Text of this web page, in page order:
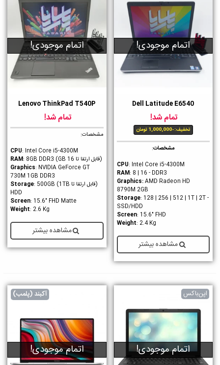
اتمام موجودی!
Dell Latitude E6540
تمام شد!
تخفیف:-1,000,000 تومان
مشخصات:
CPU: Intel Core i5-4300M
RAM: 8 | 16 - DDR3
Graphics:AMD Radeon HD
8790M 2GB
Storage: 128 | 256 | 512 | 1T | 2T -
SSD/HDD
Screen: 15.6" FHD
Weight: 2.4 Kg
مشاهده بیشتر
اتمام موجودی!
Lenovo ThinkPad T540P
تمام شد!
مشخصات:
CPU: Intel Core i5-4300M
(قابل ارتقا تا 16 GB)
: 8GB DDR3
Graphics: NVIDIA GeForce GT
730M 1GB DDR3
(قابل ارتقا تا 1TB)
Storage: 500GB
HDD
Screen: 15.6" FHD Matte
Weight: 2.6 Kg
مشاهده بیشتر
اپن‌باکس
اتمام موجودی!
آکبند (پلمب)
اتمام موجودی!